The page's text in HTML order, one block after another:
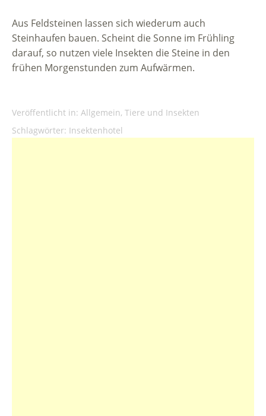
Aus Feldsteinen lassen sich wiederum auch
Steinhaufen bauen. Scheint die Sonne im Frühling
darauf, so nutzen viele Insekten die Steine in den
frühen Morgenstunden zum Aufwärmen.
Veröffentlicht in: Allgemein, Tiere und Insekten
Schlagwörter: Insektenhotel